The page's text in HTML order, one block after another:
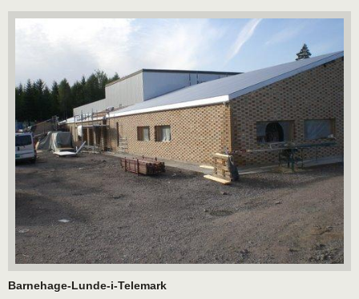
Barnehage-Lunde-i-Telemark